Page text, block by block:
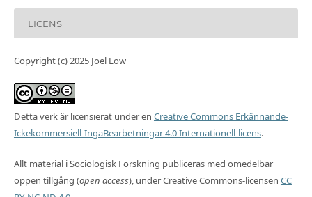
LICENS
Copyright (c) 2025 Joel Löw
Detta verk är licensierat under en Creative Commons Erkännande-
Ickekommersiell-IngaBearbetningar 4.0 Internationell-licens.
Allt material i Sociologisk Forskning publiceras med omedelbar
öppen tillgång (open access), under Creative Commons-licensen CC